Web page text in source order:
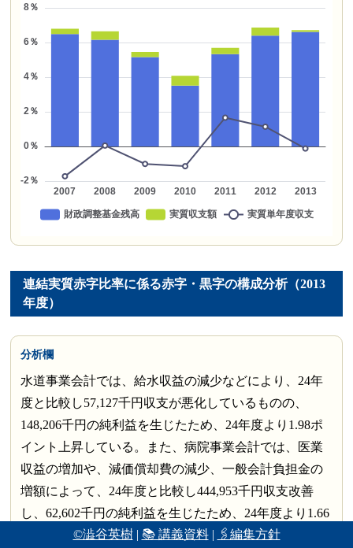
©澁谷英樹| 📚 講義資料| 🖇編集方針
連結実質赤字比率に係る赤字・黒字の構成分析（2013
年度）
分析欄
水道事業会計では、給水収益の減少などにより、24年
度と比較し57,127千円収支が悪化しているものの、
148,206千円の純利益を生じたため、24年度より1.98ポ
イント上昇している。また、病院事業会計では、医業
収益の増加や、減価償却費の減少、一般会計負担金の
増額によって、24年度と比較し444,953千円収支改善
し、62,602千円の純利益を生じたため、24年度より1.66
ポイント上昇している。その他の会計も含め、全会計